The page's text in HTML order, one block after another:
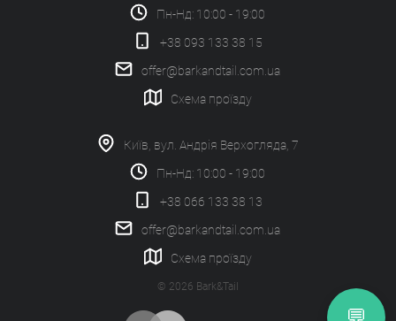
Пн-Нд: 10:00 - 19:00
+38 093 133 38 15
offer@barkandtail.com.ua
Схема проїзду
Київ, вул. Андрія Верхогляда, 7
Пн-Нд: 10:00 - 19:00
+38 066 133 38 13
offer@barkandtail.com.ua
Схема проїзду
© 2026 Bark&Tail